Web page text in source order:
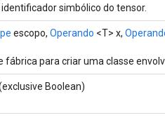
identificador simbólico do tensor.
escopo, Operando <T> x,
fábrica para criar uma classe
Boolean)